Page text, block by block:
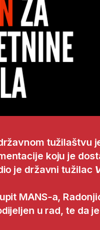
tužilaštvu
koju je
je državni tužilac
MANS-a,
u rad, te da